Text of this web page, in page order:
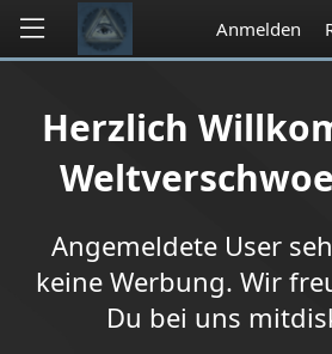
Anmelden
Herzlich
Angemeldete User
keine Werbung. Wir
Du bei uns